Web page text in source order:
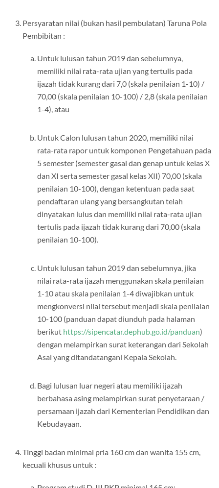
Persyaratan nilai (bukan hasil pembulatan) Taruna Pola
Pembibitan :
Untuk lulusan tahun 2019 dan sebelumnya,
memiliki nilai rata-rata ujian yang tertulis pada
ijazah tidak kurang dari 7,0 (skala penilaian 1-10) /
70,00 (skala penilaian 10-100) / 2,8 (skala penilaian
1-4), atau
Untuk Calon lulusan tahun 2020, memiliki nilai
rata-rata rapor untuk komponen Pengetahuan pada
5 semester (semester gasal dan genap untuk kelas X
dan XI serta semester gasal kelas XII) 70,00 (skala
penilaian 10-100), dengan ketentuan pada saat
pendaftaran ulang yang bersangkutan telah
dinyatakan lulus dan memiliki nilai rata-rata ujian
tertulis pada ijazah tidak kurang dari 70,00 (skala
penilaian 10-100).
Untuk lulusan tahun 2019 dan sebelumnya, jika
nilai rata-rata ijazah menggunakan skala penilaian
1-10 atau skala penilaian 1-4 diwajibkan untuk
mengkonversi nilai tersebut menjadi skala penilaian
10-100 (panduan dapat diunduh pada halaman
berikut https://sipencatar.dephub.go.id/panduan)
dengan melampirkan surat keterangan dari Sekolah
Asal yang ditandatangani Kepala Sekolah.
Bagi lulusan luar negeri atau memiliki ijazah
berbahasa asing melampirkan surat penyetaraan /
persamaan ijazah dari Kementerian Pendidikan dan
Kebudayaan.
Tinggi badan minimal pria 160 cm dan wanita 155 cm,
kecuali khusus untuk :